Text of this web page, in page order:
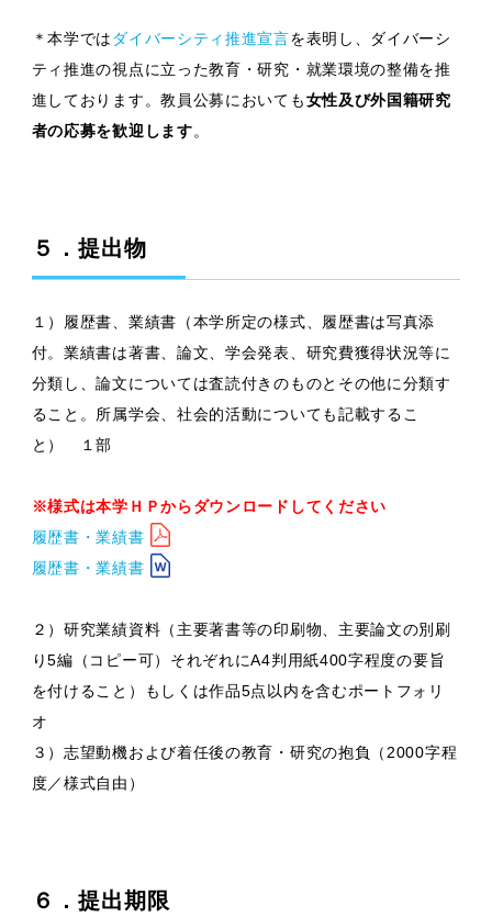
＊本学では ダイバーシティ推進宣言を表明し、ダイバーシ
ティ推進の視点に立った教育・研究・就業環境の整備を推
進しております。教員公募においても女性及び外国籍研究
者の応募を歓迎します。
５．提出物
１）履歴書、業績書（本学所定の様式、履歴書は写真添
付。業績書は著書、論文、学会発表、研究費獲得状況等に
分類し、論文については査読付きのものとその他に分類す
ること。所属学会、社会的活動についても記載するこ
と） １部
※様式は本学ＨＰからダウンロードしてください
履歴書・業績書
履歴書・業績書
２）研究業績資料（主要著書等の印刷物、主要論文の別刷
り5編（コピー可）それぞれにA4判用紙400字程度の要旨
を付けること）もしくは作品5点以内を含むポートフォリ
オ
３）志望動機および着任後の教育・研究の抱負（2000字程
度／様式自由）
６．提出期限